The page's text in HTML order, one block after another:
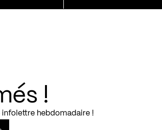
!
infolettre hebdomadaire !